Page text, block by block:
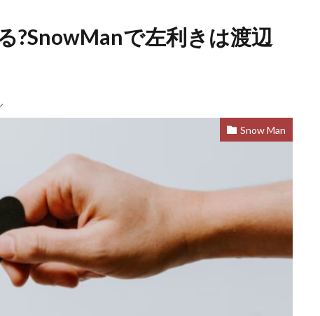
?SnowManで左利きは渡辺
Snow Man